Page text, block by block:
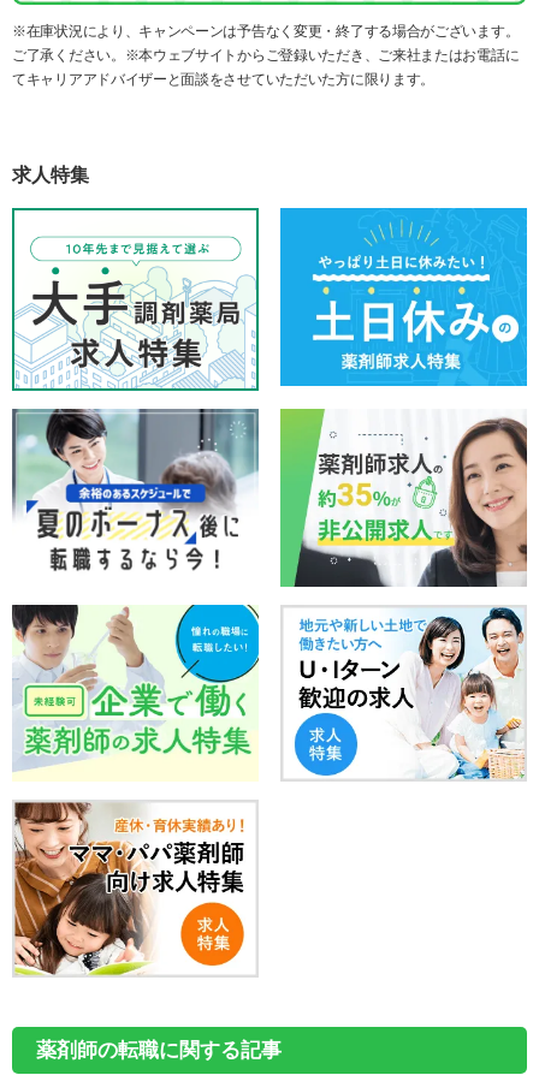
※在庫状況により、キャンペーンは予告なく変更・終了する場合がございます。
ご了承ください。※本ウェブサイトからご登録いただき、ご来社またはお電話に
てキャリアアドバイザーと面談をさせていただいた方に限ります。
求人特集
薬剤師の転職に関する記事